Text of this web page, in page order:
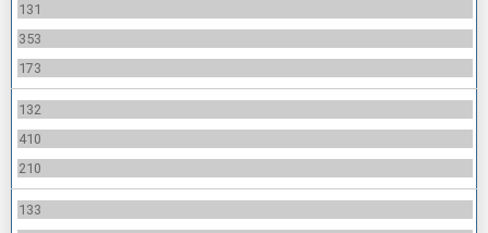
131
353
173
132
410
210
133